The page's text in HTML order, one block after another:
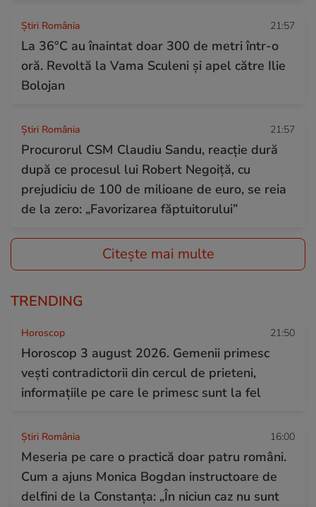
Știri România 21:57
La 36°C au înaintat doar 300 de metri într-o
oră. Revoltă la Vama Sculeni și apel către Ilie
Bolojan
Știri România 21:57
Procurorul CSM Claudiu Sandu, reacție dură
după ce procesul lui Robert Negoiță, cu
prejudiciu de 100 de milioane de euro, se reia
de la zero: „Favorizarea făptuitorului”
Citește mai multe
TRENDING
Horoscop 21:50
Horoscop 3 august 2026. Gemenii primesc
vești contradictorii din cercul de prieteni,
informațiile pe care le primesc sunt la fel
Știri România 16:00
Meseria pe care o practică doar patru români.
Cum a ajuns Monica Bogdan instructoare de
delfini de la Constanța: „În niciun caz nu sunt